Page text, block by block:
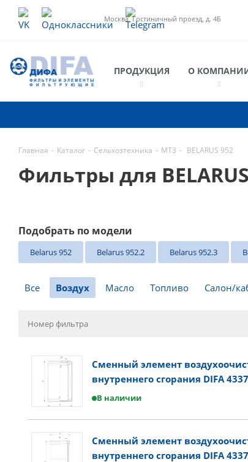
Москва, Гостиничный проезд, д. 4Б
ПРОДУКЦИЯ О
Главная - Каталог - Сельхозтехника - МТЗ - BELARUS 952
Фильтры для
Подобрать по модели
Belarus 952 Belarus 952.2 Belarus 952.3
Все Воздух Масло Топливо Салон/
Сменный элемент
внутреннего сгорания DIFA 4337
В наличии
Сменный элемент
внутреннего сгорания DIFA